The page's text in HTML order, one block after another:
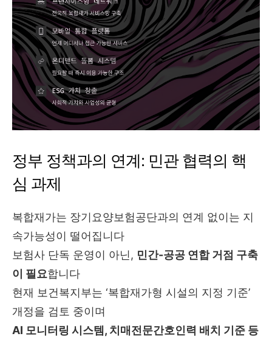
정부 정책과의 연계: 민관 협력의 핵
심 과제
복합재가는 장기요양보험공단과의 연계 없이는 지
속가능성이 떨어집니다
보험사 단독 운영이 아닌, 민간-공공 연합 거점 구축
이 필요합니다
현재 보건복지부는 ‘복합재가형 시설의 지정 기준’
개정을 검토 중이며
AI 모니터링 시스템, 치매전문간호인력 배치 기준 등